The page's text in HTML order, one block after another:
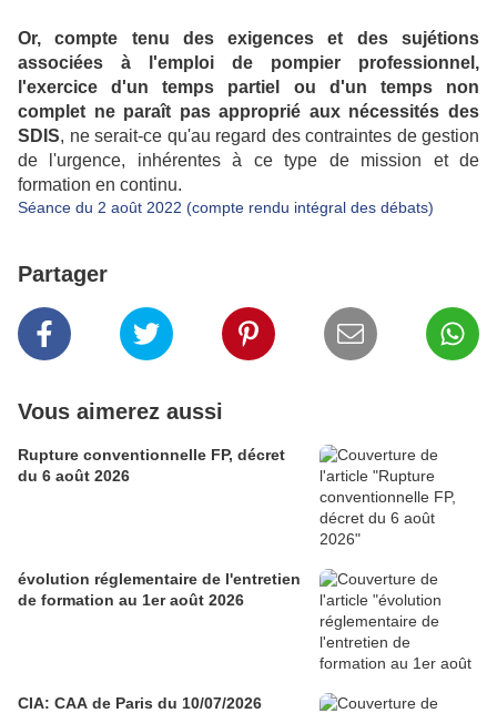
Or, compte tenu des exigences et des sujétions
associées à l'emploi de pompier professionnel,
l'exercice d'un temps partiel ou d'un temps non
complet ne paraît pas approprié aux nécessités des
SDIS, ne serait-ce qu'au regard des contraintes de gestion
de l'urgence, inhérentes à ce type de mission et de
formation en continu.
Séance du 2 août 2022 (compte rendu intégral des débats)
Partager
Vous aimerez aussi
Rupture conventionnelle FP, décret
du 6 août 2026
évolution réglementaire de l'entretien
de formation au 1er août 2026
CIA: CAA de Paris du 10/07/2026